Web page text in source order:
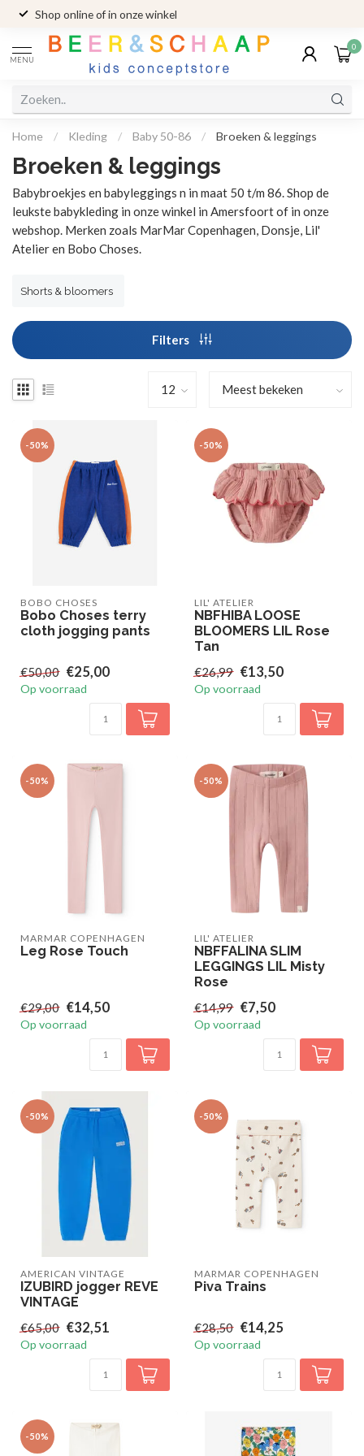
Shop online of in onze winkel
MENU
0
Home / Kleding / Baby 50-86 / Broeken & leggings
Broeken & leggings
Babybroekjes en babyleggings n in maat 50 t/m 86. Shop de
leukste babykleding in onze winkel in Amersfoort of in onze
webshop. Merken zoals MarMar Copenhagen, Donsje, Lil'
Atelier en Bobo Choses.
Shorts & bloomers
Filters
-50%
BOBO CHOSES
Bobo Choses terry
cloth jogging pants
€50,00 €25,00
Op voorraad
-50%
LIL' ATELIER
NBFHIBA LOOSE
BLOOMERS LIL Rose
Tan
€26,99 €13,50
Op voorraad
-50%
MARMAR COPENHAGEN
Leg Rose Touch
€29,00 €14,50
Op voorraad
-50%
LIL' ATELIER
NBFFALINA SLIM
LEGGINGS LIL Misty
Rose
€14,99 €7,50
Op voorraad
-50%
AMERICAN VINTAGE
IZUBIRD jogger REVE
VINTAGE
€65,00 €32,51
Op voorraad
-50%
MARMAR COPENHAGEN
Piva Trains
€28,50 €14,25
Op voorraad
-50%